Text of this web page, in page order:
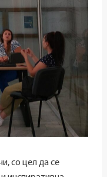
со цел да се